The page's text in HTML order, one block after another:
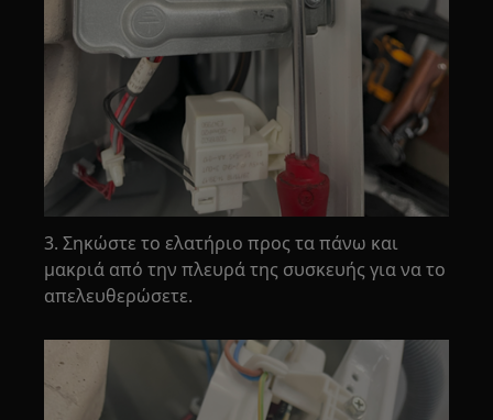
3. Σηκώστε το ελατήριο προς τα πάνω και
μακριά από την πλευρά της συσκευής για να το
απελευθερώσετε.